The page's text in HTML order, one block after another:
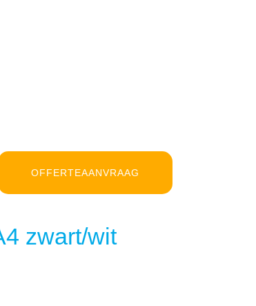
OFFERTEAANVRAAG
zwart/wit